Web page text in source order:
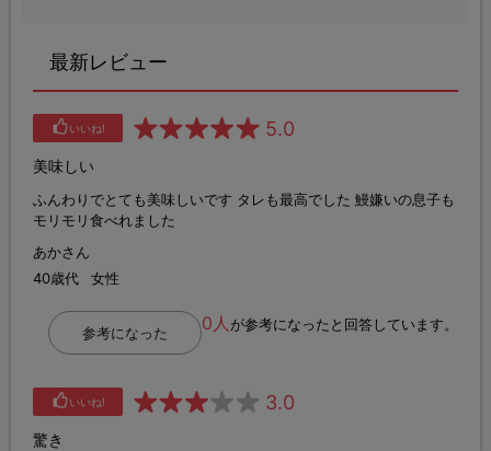
最新レビュー
いいね! 5.0
美味しい
ふんわりでとても美味しいです タレも最高でした 鰻嫌いの息子も
モリモリ食べれました
あかさん
40歳代
女性
0人 が参考になったと回答しています。
参考になった
いいね! 3.0
驚き